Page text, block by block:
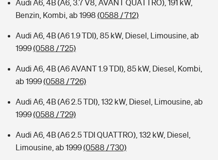
Audi A6, 4B (A6, 3.7 V8, AVANT QUATTRO), 191 kW,
Benzin, Kombi, ab 1998 (0588 / 712)
Audi A6, 4B (A6 1.9 TDI), 85 kW, Diesel, Limousine, ab
1999(0588 / 725)
Audi A6, 4B (A6 AVANT 1.9 TDI), 85 kW, Diesel, Kombi,
ab 1999(0588 / 726)
Audi A6, 4B (A6 2.5 TDI), 132 kW, Diesel, Limousine, ab
1999(0588 / 729)
Audi A6, 4B (A6 2.5 TDI QUATTRO), 132 kW, Diesel,
Limousine, ab 1999(0588 / 730)